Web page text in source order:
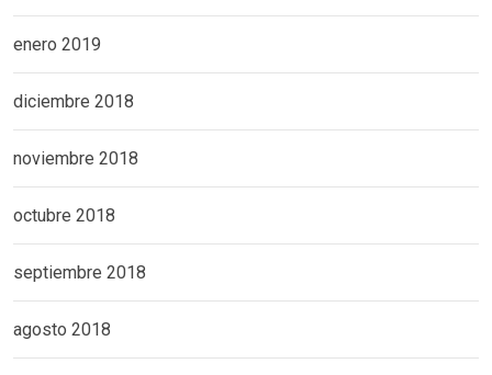
enero 2019
diciembre 2018
noviembre 2018
octubre 2018
septiembre 2018
agosto 2018